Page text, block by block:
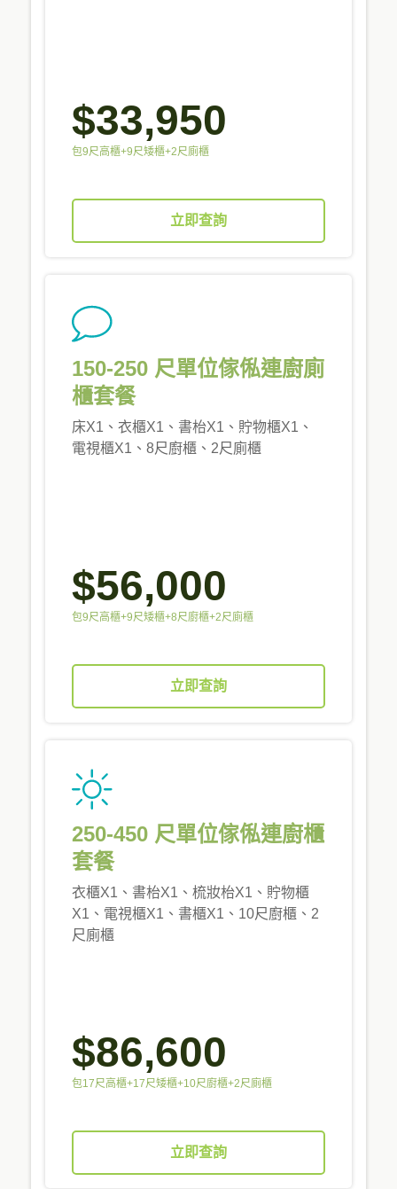
$33,950
包9尺高櫃+9尺矮櫃+2尺廁櫃
立即查詢
150-250 尺單位傢俬連廚廁
櫃套餐
床X1、衣櫃X1、書枱X1、貯物櫃X1、
電視櫃X1、8尺廚櫃、2尺廁櫃
$56,000
包9尺高櫃+9尺矮櫃+8尺廚櫃+2尺廁櫃
立即查詢
250-450 尺單位傢俬連廚櫃
套餐
衣櫃X1、書枱X1、梳妝枱X1、貯物櫃
X1、電視櫃X1、書櫃X1、10尺廚櫃、2
尺廁櫃
$86,600
包17尺高櫃+17尺矮櫃+10尺廚櫃+2尺廁櫃
立即查詢